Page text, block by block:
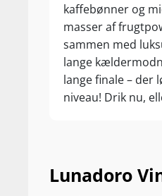
kaffebønner og
masser af
sammen med
lange
lange finale – der
niveau! Drik nu,
Lunadoro